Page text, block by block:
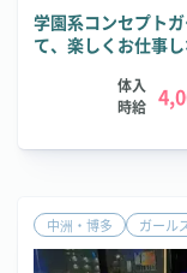
学園系コンセプト
て、楽しくお仕事
体入
時給
中洲・博多 ガール